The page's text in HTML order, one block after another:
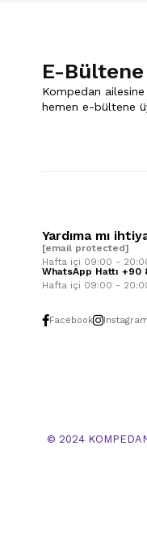
E-
Kompedan
hemen e-bültene
Yardıma mı
[email protected]
Hafta içi 09:00 -
WhatsApp Hattı +90
Hafta içi 09:00 -
Facebook Instagram
© 2024